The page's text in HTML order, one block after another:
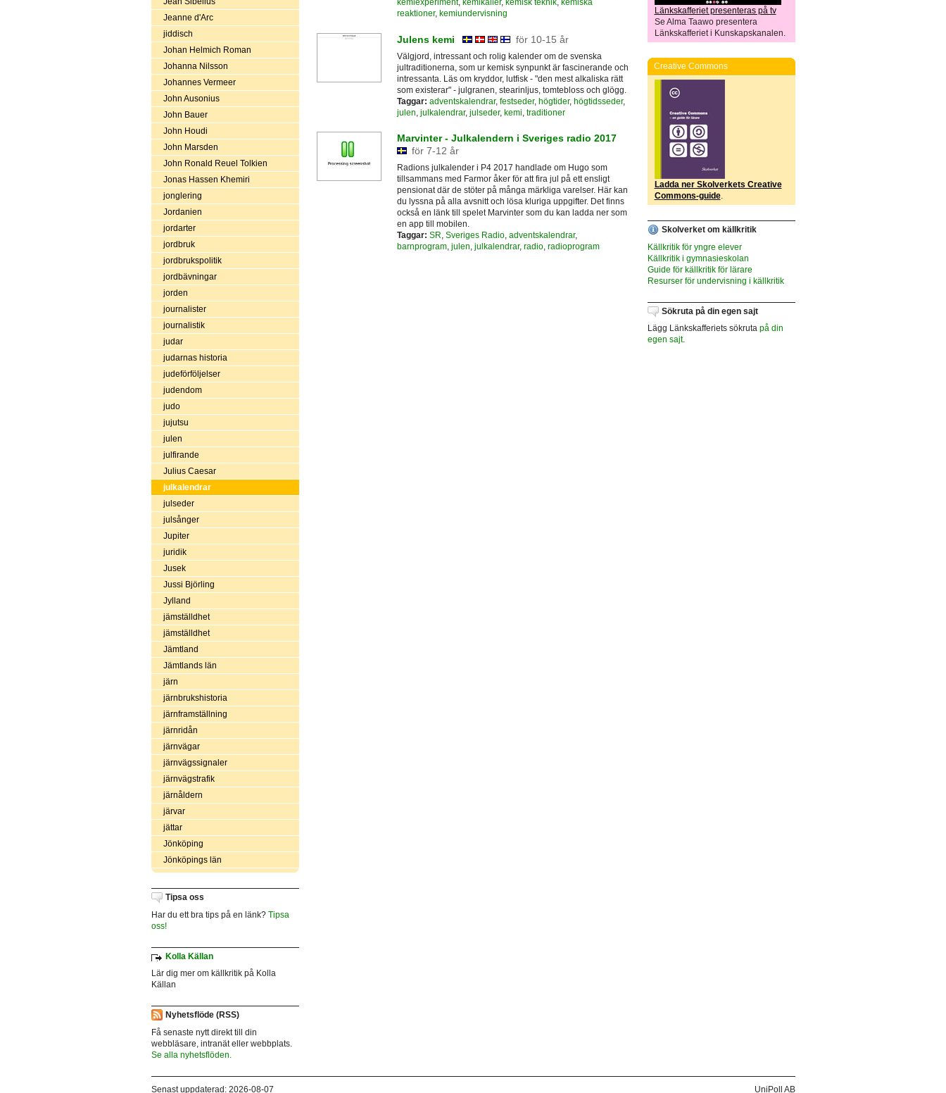
Jeanne d'Arc
jiddisch
Johan Helmich Roman
Johanna Nilsson
Johannes Vermeer
John Ausonius
John Bauer
John Houdi
John Marsden
John Ronald Reuel Tolkien
Jonas Hassen Khemiri
jonglering
Jordanien
jordarter
jordbruk
jordbrukspolitik
jordbävningar
jorden
journalister
journalistik
judar
judarnas historia
judeförföljelser
judendom
judo
jujutsu
julen
julfirande
Julius Caesar
julkalendrar
julseder
julsånger
Jupiter
juridik
Jusek
Jussi Björling
Jylland
jämställdhet
jämställdhet
Jämtland
Jämtlands län
järn
järnbrukshistoria
järnframställning
järnridån
järnvägar
järnvägssignaler
järnvägstrafik
järnåldern
järvar
jättar
Jönköping
Jönköpings län
Tipsa oss
Har du ett bra tips på en länk? Tipsa
oss!
Kolla Källan
Lär dig mer om källkritik på Kolla
Källan
Nyhetsflöde (RSS)
Få senaste nytt direkt till din
webbläsare, intranät eller webbplats.
Se alla nyhetsflöden.
kemiexperiment, kemikalier, kemisk teknik, kemiska
reaktioner, kemiundervisning
Julens kemi för 10-15 år
Välgjord, intressant och rolig kalender om de svenska
jultraditionerna, som ur kemisk synpunkt är fascinerande och
intressanta. Läs om kryddor, lutfisk - "den mest alkaliska rätt
som existerar" - julgranen, stearinljus, tomtebloss och glögg.
Taggar: adventskalendrar, festseder, högtider, högtidsseder,
julen, julkalendrar, julseder, kemi, traditioner
Marvinter - Julkalendern i Sveriges radio 2017
för 7-12 år
Radions julkalender i P4 2017 handlade om Hugo som
tillsammans med Farmor åker för att fira jul på ett ensligt
pensionat där de stöter på många märkliga varelser. Här kan
du lyssna på alla avsnitt och lösa kluriga uppgifter. Det finns
också en länk till spelet Marvinter som du kan ladda ner som
en app till mobilen.
Taggar: SR, Sveriges Radio, adventskalendrar,
barnprogram, julen, julkalendrar, radio, radioprogram
Länkskafferiet presenteras på tv
Se Alma Taawo presentera
Länkskafferiet i Kunskapskanalen.
Creative Commons
Ladda ner Skolverkets Creative
Commons-guide.
Skolverket om källkritik
Källkritik för yngre elever
Källkritik i gymnasieskolan
Guide för källkritik för lärare
Resurser för undervisning i källkritik
Sökruta på din egen sajt
Lägg Länkskafferiets sökruta på din
egen sajt.
Senast uppdaterad: 2026-08-07 UniPoll AB